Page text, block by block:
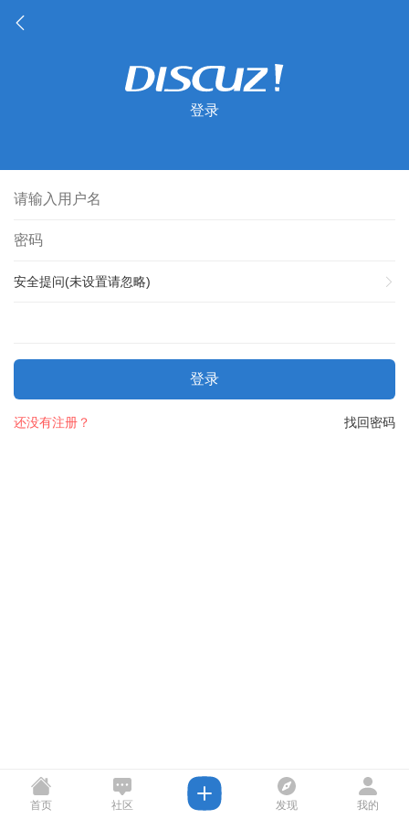
登录
安全提问(未设置请忽略)
登录
找回密码
还没有注册？
首页 社区 发现 我的